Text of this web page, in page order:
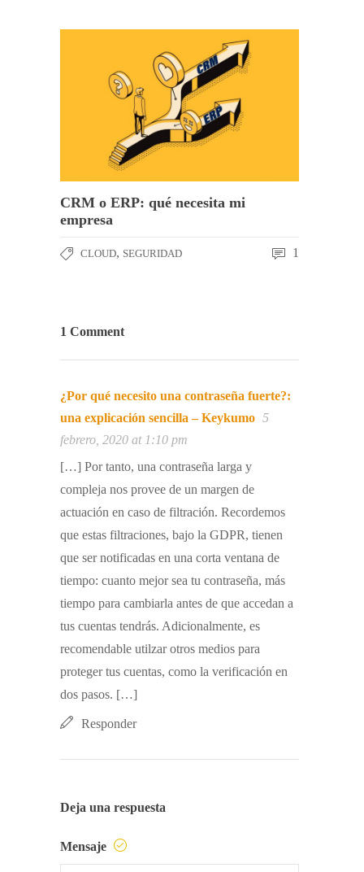
CRM o ERP: qué necesita mi
empresa
CLOUD, SEGURIDAD 1
1 Comment
¿Por qué necesito una contraseña fuerte?:
una explicación sencilla – Keykumo 5
febrero, 2020 at 1:10 pm
[…] Por tanto, una contraseña larga y
compleja nos provee de un margen de
actuación en caso de filtración. Recordemos
que estas filtraciones, bajo la GDPR, tienen
que ser notificadas en una corta ventana de
tiempo: cuanto mejor sea tu contraseña, más
tiempo para cambiarla antes de que accedan a
tus cuentas tendrás. Adicionalmente, es
recomendable utilzar otros medios para
proteger tus cuentas, como la verificación en
dos pasos. […]
Responder
Deja una respuesta
Mensaje